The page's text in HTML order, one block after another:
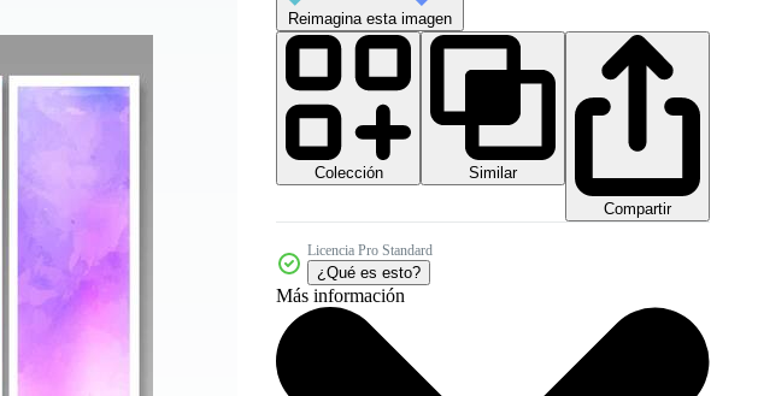
Reimagina esta imagen
Colección
Similar
Compartir
Licencia Pro Standard
¿Qué es esto?
Más información